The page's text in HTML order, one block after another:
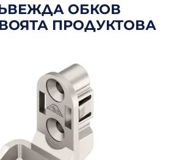
ОБКОВ
ПРОДУКТОВА